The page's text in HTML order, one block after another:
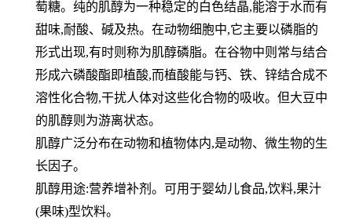
萄糖。纯的肌醇为一种稳定的白色结晶,能溶于水而有
甜味,耐酸、 碱及热。在动物细胞中,它主要以磷脂的
形式出现,有时则称为肌醇磷脂。在谷物中则常与结合
形成六磷酸酯即植酸,而植酸能与钙、铁、锌结合成不
溶性化合物,干扰人体对这些化合物的吸收。但大豆中
的肌醇则为游离状态。
肌醇广泛分布在动物和植物体内,是动物、微生物的生
长因子。
肌醇用途:营养增补剂。可用于婴幼儿食品,饮料,果汁
(果味)型饮料。